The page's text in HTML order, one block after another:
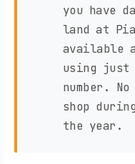
you have
land at
available
using just
number.
shop
the year.